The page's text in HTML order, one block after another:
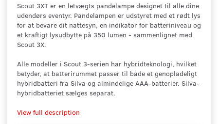
Scout 3XT er en letvægts pandelampe designet til alle dine
udendørs eventyr. Pandelampen er udstyret med et rødt lys
for at bevare dit nattesyn, en indikator for batteriniveau og
et kraftigt lysudbytte på 350 lumen - sammenlignet med
Scout 3X.
Alle modeller i Scout 3-serien har hybridteknologi, hvilket
betyder, at batterirummet passer til både et genopladeligt
hybridbatteri fra Silva og almindelige AAA-batterier. Silva-
hybridbatteriet sælges separat.
View full description